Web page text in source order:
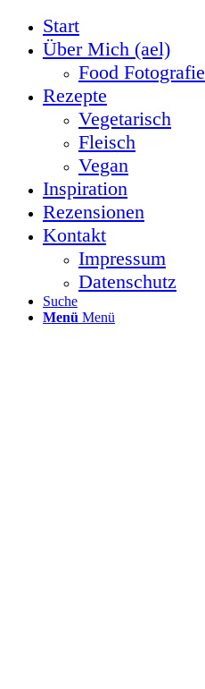
Start
Über Mich (ael)
Food Fotografie
Rezepte
Vegetarisch
Fleisch
Vegan
Inspiration
Rezensionen
Kontakt
Impressum
Datenschutz
Suche
Menü Menü